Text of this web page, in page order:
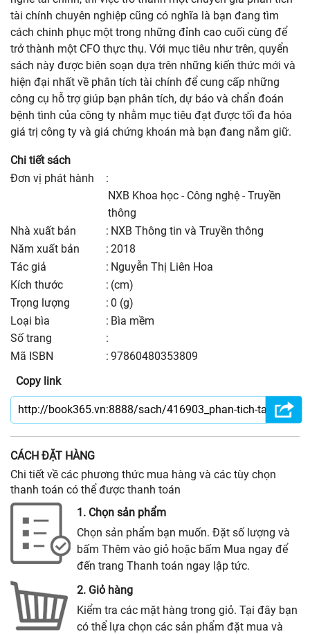
tài chính chuyên nghiệp cũng có nghĩa là bạn đang tìm
cách chinh phục một trong những đỉnh cao cuối cùng để
trở thành một CFO thực thụ. Với mục tiêu như trên, quyển
sách này được biên soạn dựa trên những kiến thức mới và
hiện đại nhất về phân tích tài chính để cung cấp những
công cụ hỗ trợ giúp bạn phân tích, dự báo và chẩn đoán
bệnh tình của công ty nhằm mục tiêu đạt được tối đa hóa
giá trị công ty và giá chứng khoán mà bạn đang nắm giữ.
Chi tiết sách
Đơn vị phát hành
:
NXB Khoa học - Công nghệ - Truyền
thông
nhà xuất bản
: NXB Thông tin và Truyền thông
năm xuất bản
: 2018
Tác giả
: Nguyễn Thị Liên Hoa
kích thước
: (cm)
trọng lượng
: 0 (g)
Loại bìa
: Bìa mềm
số trang
:
Mã ISBN
: 97860480353809
Copy link
CÁCH ĐẶT HÀNG
Chi tiết về các phương thức mua hàng và các tùy chọn
thanh toán có thể được thanh toán
1. Chọn sản phẩm
Chọn sản phẩm bạn muốn. Đặt số lượng và
bấm Thêm vào giỏ hoặc bấm Mua ngay để
đến trang Thanh toán ngay lập tức.
2. Giỏ hàng
Kiểm tra các mặt hàng trong giỏ. Tại đây bạn
có thể lựa chọn các sản phẩm đặt mua và